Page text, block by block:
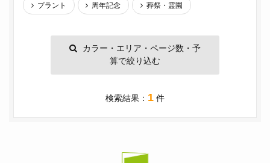
プラント 周年記念 葬祭・霊園
カラー・エリア・ページ数・予
算で絞り込む
検索結果： 1 件